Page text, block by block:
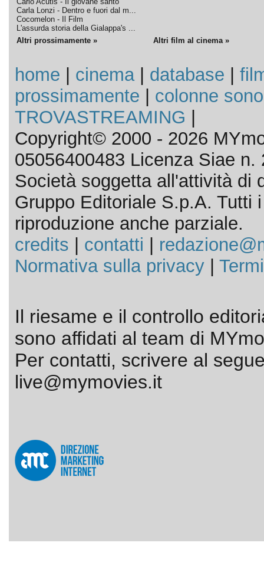
Carla Lonzi - Dentro e fuori dal m...
Cocomelon - Il Film
L'assurda storia della Gialappa's ...
Altri prossimamente »
Altri film al cinema »
home cinema| database
prossimamente
colonne
TROVASTREAMING
Copyright© 2000 - 2026
05056400483 Licenza Siae n.
Società soggetta all'attività di
Gruppo Editoriale S.p.A. Tutti
riproduzione anche parziale.
credits
contatti
Normativa sulla privacy|
Il riesame e il controllo
sono affidati al team di
Per contatti, scrivere al
live@mymovies.it